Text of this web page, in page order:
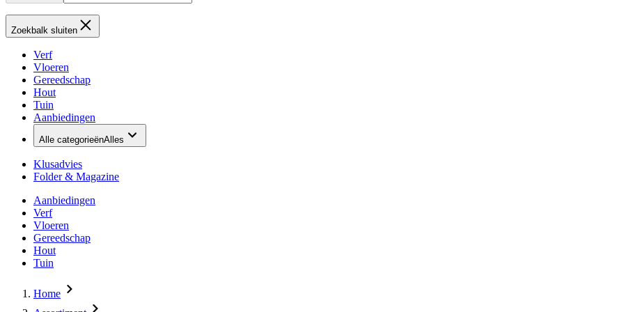
Zoekbalk sluiten
Verf
Vloeren
Gereedschap
Hout
Tuin
Aanbiedingen
Alle categorieënAlles
Klusadvies
Folder & Magazine
Aanbiedingen
Verf
Vloeren
Gereedschap
Hout
Tuin
Home